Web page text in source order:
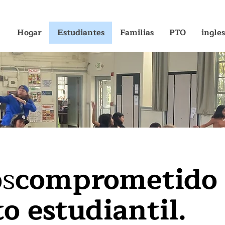
Hogar Estudiantes Familias PTO ingles
comprometido
estudiantil.